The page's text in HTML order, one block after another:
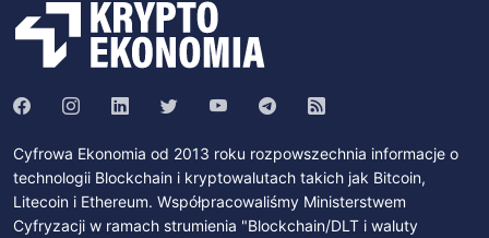
Cyfrowa Ekonomia od 2013 roku rozpowszechnia informacje o
technologii Blockchain i kryptowalutach takich jak Bitcoin,
Litecoin i Ethereum. Współpracowaliśmy Ministerstwem
Cyfryzacji w ramach strumienia "Blockchain/DLT i waluty